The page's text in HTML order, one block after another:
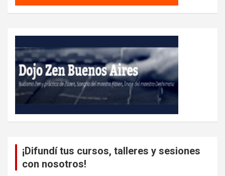
¡Difundí tus cursos, talleres y sesiones
con nosotros!